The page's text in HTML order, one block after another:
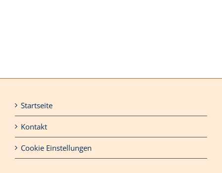
Startseite
Kontakt
Cookie Einstellungen